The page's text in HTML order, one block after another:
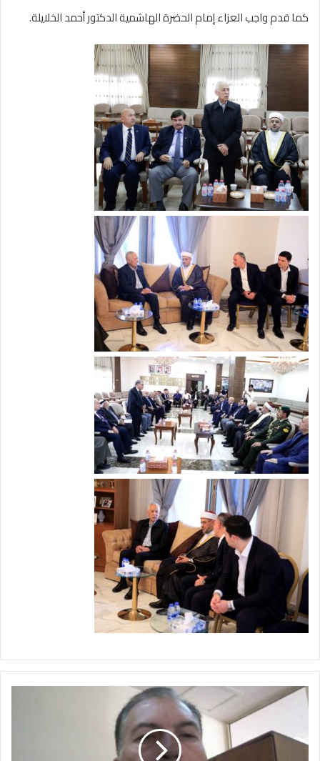
كما قدم واجب العزاء إمام الحضرة الهاشمية الدكتور أحمد الخلايلة.
ن
ع
-